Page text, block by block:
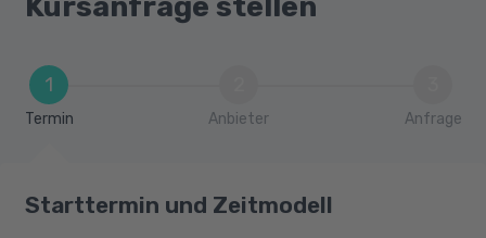
1
Termin Anbieter Anfrage
Starttermin und Zeitmodell